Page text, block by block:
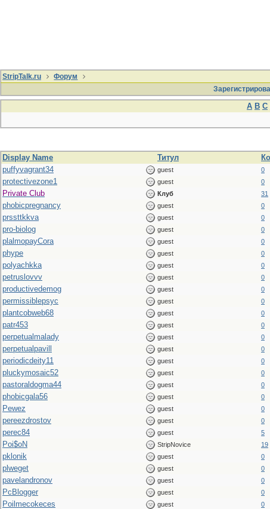
StripTalk.ru
Форум
A B C
Display Name
Титул
puffyvagrant34
guest 0
protectivezone1 guest 0
Private Club Клуб 31
phobicpregnancy guest 0
prssttkkva guest 0
pro-biolog guest 0
plalmopayCora guest 0
phype guest 0
polyachkka guest 0
petruslovvv guest 0
productivedemog guest 0
permissiblepsyc guest 0
plantcobweb68 guest 0
patr453 guest 0
perpetualmalady guest 0
perpetualpavill guest 0
periodicdeity11 guest 0
pluckymosaic52 guest 0
pastoraldogma44 guest 0
phobicgala56 guest 0
Pewez guest 0
pereezdrostov guest 0
perec84 guest 5
Poi$oN StripNovice 19
pklonik guest 0
plweget guest 0
pavelandronov guest 0
PcBlogger guest 0
Poilmecokeces guest 0